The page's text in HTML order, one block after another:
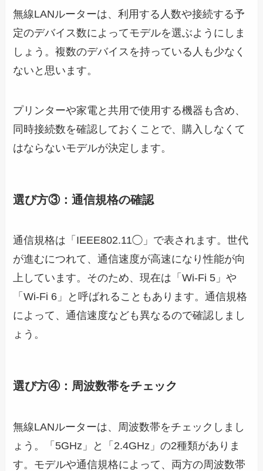
無線LANルーターは、利用する人数や接続する予
定のデバイス数によってモデルを選ぶようにしま
しょう。複数のデバイスを持っている人も少なく
ないと思います。
プリンターや家電と共用で使用する機器も含め、
同時接続数を確認しておくことで、購入しなくて
はならないモデルが決定します。
選び方③：通信規格の確認
通信規格は「IEEE802.11◯」で表されます。世代
が進むにつれて、通信速度が高速になり性能が向
上しています。そのため、現在は「Wi-Fi 5」や
「Wi-Fi 6」と呼ばれることもあります。通信規格
によって、通信速度なども異なるので確認しまし
ょう。
選び方④：周波数帯をチェック
無線LANルーターは、周波数帯をチェックしまし
ょう。「5GHz」と「2.4GHz」の2種類がありま
す。モデルや通信規格によって、両方の周波数帯